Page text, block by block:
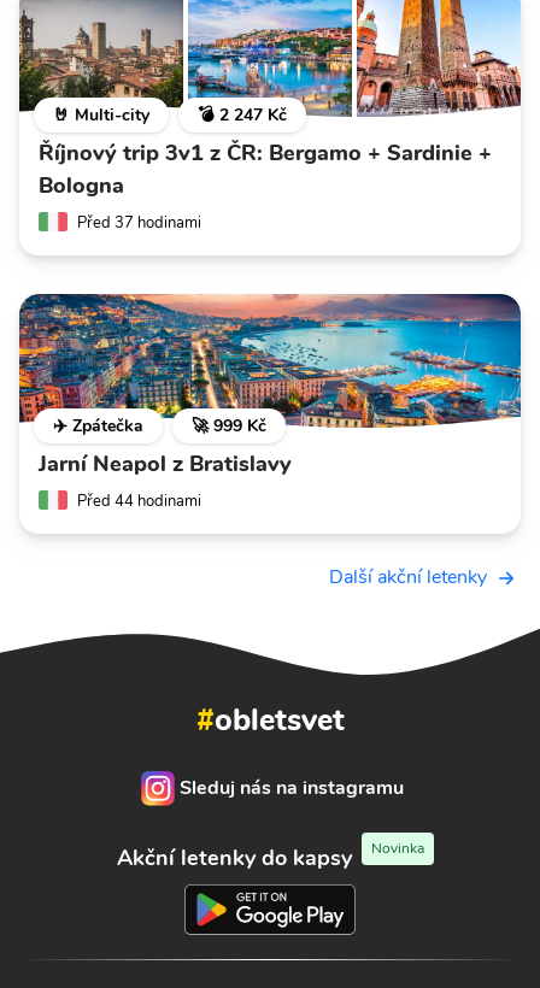
🤘 Multi-city 💣 2 247 Kč
Říjnový trip 3v1 z ČR: Bergamo + Sardinie +
Bologna
Před 37 hodinami
✈️ Zpátečka 🚀 999 Kč
Jarní Neapol z Bratislavy
Před 44 hodinami
Další akční letenky
#obletsvet
Sleduj nás na instagramu
Akční letenky do kapsy Novinka